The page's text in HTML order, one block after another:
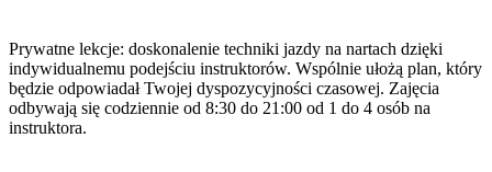
Prywatne lekcje: doskonalenie techniki jazdy na nartach dzięki
indywidualnemu podejściu instruktorów. Wspólnie ułożą plan, który
będzie odpowiadał Twojej dyspozycyjności czasowej. Zajęcia
odbywają się codziennie od 8:30 do 21:00 od 1 do 4 osób na
instruktora.